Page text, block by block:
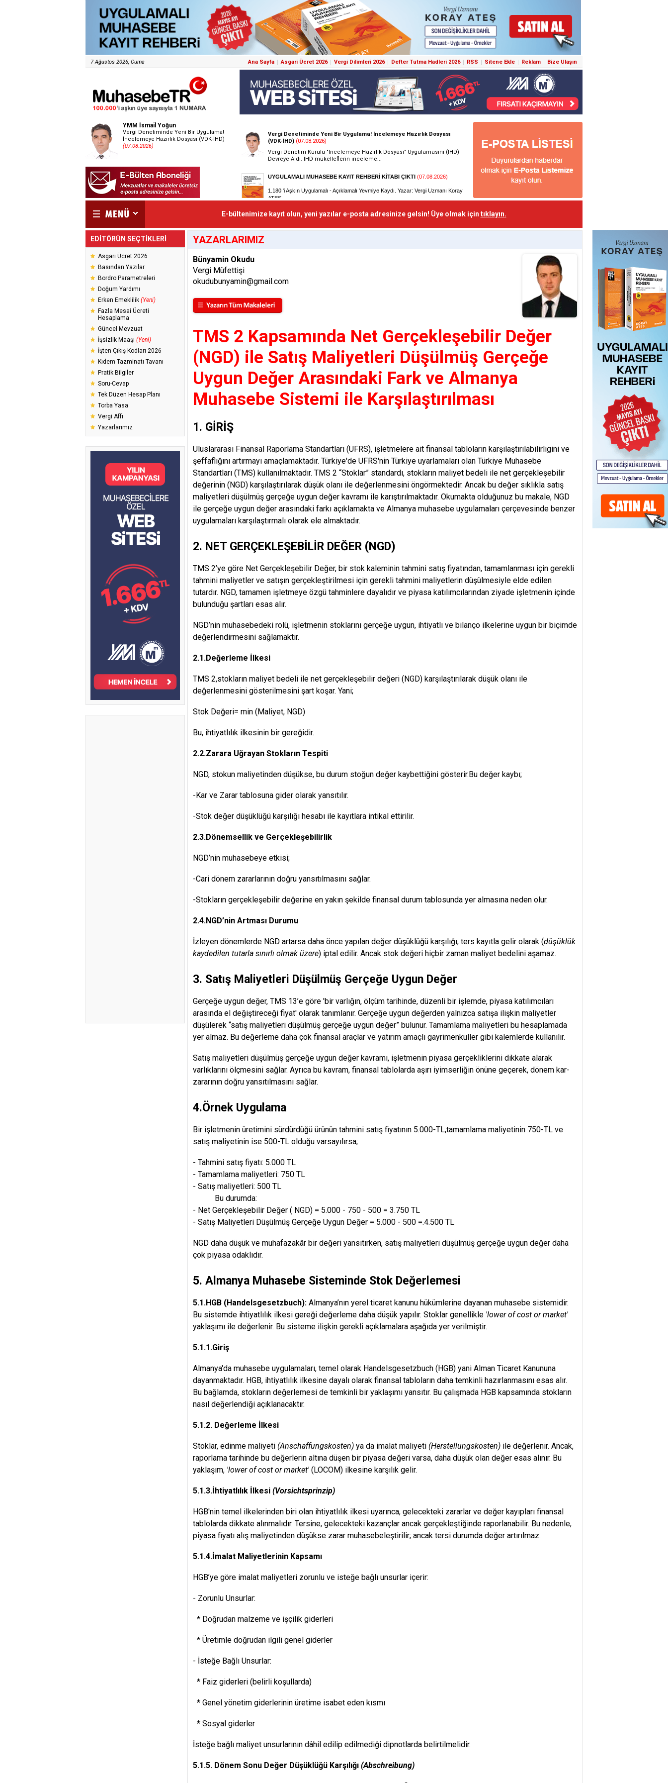
7 Ağustos 2026, Cuma Ana Sayfa Asgari Ücret 2026 Vergi Dilimleri 2026 Defter Tutma Hadleri 2026 RSS Sitene Ekle Reklam Bize Ulaşın
YMM İsmail Yoğun
Vergi Denetiminde Yeni Bir Uygulama!
İncelemeye Hazırlık Dosyası (VDK-İHD)
(07.08.2026)
E-bültenimize kayıt olun, yeni yazılar e-posta adresinize gelsin! Üye olmak için tıklayın.
EDİTÖRÜN SEÇTİKLERİ
Asgari Ücret 2026
Basından Yazılar
Bordro Parametreleri
Doğum Yardımı
Erken Emeklilik (Yeni)
Fazla Mesai Ücreti
Hesaplama
Güncel Mevzuat
İşsizlik Maaşı (Yeni)
İşten Çıkış Kodları 2026
Kıdem Tazminatı Tavanı
Pratik Bilgiler
Soru-Cevap
Tek Düzen Hesap Planı
Torba Yasa
Vergi Affı
Yazarlarımız
YAZARLARIMIZ
Bünyamin Okudu
Vergi Müfettişi
okudubunyamin@gmail.com
TMS 2 Kapsamında Net Gerçekleşebilir Değer
(NGD) ile Satış Maliyetleri Düşülmüş Gerçeğe
Uygun Değer Arasındaki Fark ve Almanya
Muhasebe Sistemi ile Karşılaştırılması
1. GİRİŞ
Uluslararası Finansal Raporlama Standartları (UFRS), işletmelere ait finansal tabloların karşılaştırılabilirligini ve
şeffaflığını artırmayı amaçlamaktadır. Türkiye'de UFRS'nin Türkiye uyarlamaları olan Türkiye Muhasebe
Standartları (TMS) kullanılmaktadır. TMS 2 “Stoklar” standardı, stokların maliyet bedeli ile net gerçekleşebilir
değerinin (NGD) karşılaştırılarak düşük olanı ile değerlenmesini öngörmektedir. Ancak bu değer sıklıkla satış
maliyetleri düşülmüş gerçeğe uygun değer kavramı ile karıştırılmaktadır. Okumakta olduğunuz bu makale, NGD
ile gerçeğe uygun değer arasındaki farkı açıklamakta ve Almanya muhasebe uygulamaları çerçevesinde benzer
uygulamaları karşılaştırmalı olarak ele almaktadır.
2. NET GERÇEKLEŞEBİLİR DEĞER (NGD)
TMS 2’ye göre Net Gerçekleşebilir Değer, bir stok kaleminin tahmini satış fiyatından, tamamlanması için gerekli
tahmini maliyetler ve satışın gerçekleştirilmesi için gerekli tahmini maliyetlerin düşülmesiyle elde edilen
tutardır. NGD, tamamen işletmeye özgü tahminlere dayalıdır ve piyasa katılımcılarından ziyade işletmenin içinde
bulunduğu şartları esas alır.
NGD’nin muhasebedeki rolü, işletmenin stoklarını gerçeğe uygun, ihtiyatlı ve bilanço ilkelerine uygun bir biçimde
değerlendirmesini sağlamaktır.
2.1.Değerleme İlkesi
TMS 2,stokların maliyet bedeli ile net gerçekleşebilir değeri (NGD) karşılaştırılarak düşük olanı ile
değerlenmesini gösterilmesini şart koşar. Yani;
Stok Değeri= min (Maliyet, NGD)
Bu, ihtiyatlılık ilkesinin bir gereğidir.
2.2.Zarara Uğrayan Stokların Tespiti
NGD, stokun maliyetinden düşükse, bu durum stoğun değer kaybettiğini gösterir.Bu değer kaybı;
-Kar ve Zarar tablosuna gider olarak yansıtılır.
-Stok değer düşüklüğü karşılığı hesabı ile kayıtlara intikal ettirilir.
2.3.Dönemsellik ve Gerçekleşebilirlik
NGD’nin muhasebeye etkisi;
-Cari dönem zararlarının doğru yansıtılmasını sağlar.
-Stokların gerçekleşebilir değerine en yakın şekilde finansal durum tablosunda yer almasına neden olur.
2.4.NGD’nin Artması Durumu
İzleyen dönemlerde NGD artarsa daha önce yapılan değer düşüklüğü karşılığı, ters kayıtla gelir olarak (düşüklük
kaydedilen tutarla sınırlı olmak üzere) iptal edilir. Ancak stok değeri hiçbir zaman maliyet bedelini aşamaz.
3. Satış Maliyetleri Düşülmüş Gerçeğe Uygun Değer
Gerçeğe uygun değer, TMS 13’e göre 'bir varlığın, ölçüm tarihinde, düzenli bir işlemde, piyasa katılımcıları
arasında el değiştireceği fiyat' olarak tanımlanır. Gerçeğe uygun değerden yalnızca satışa ilişkin maliyetler
düşülerek “satış maliyetleri düşülmüş gerçeğe uygun değer” bulunur. Tamamlama maliyetleri bu hesaplamada
yer almaz. Bu değerleme daha çok finansal araçlar ve yatırım amaçlı gayrimenkuller gibi kalemlerde kullanılır.
Satış maliyetleri düşülmüş gerçeğe uygun değer kavramı, işletmenin piyasa gerçekliklerini dikkate alarak
varlıklarını ölçmesini sağlar. Ayrıca bu kavram, finansal tablolarda aşırı iyimserliğin önüne geçerek, dönem kar-
zararının doğru yansıtılmasını sağlar.
4.Örnek Uygulama
Bir işletmenin üretimini sürdürdüğü ürünün tahmini satış fiyatının 5.000-TL,tamamlama maliyetinin 750-TL ve
satış maliyetinin ise 500-TL olduğu varsayılırsa;
- Tahmini satış fiyatı: 5.000 TL
- Tamamlama maliyetleri: 750 TL
- Satış maliyetleri: 500 TL
Bu durumda:
- Net Gerçekleşebilir Değer ( NGD) = 5.000 - 750 - 500 = 3.750 TL
- Satış Maliyetleri Düşülmüş Gerçeğe Uygun Değer = 5.000 - 500 =.4.500 TL
NGD daha düşük ve muhafazakâr bir değeri yansıtırken, satış maliyetleri düşülmüş gerçeğe uygun değer daha
çok piyasa odaklıdır.
5. Almanya Muhasebe Sisteminde Stok Değerlemesi
5.1.HGB (Handelsgesetzbuch): Almanya’nın yerel ticaret kanunu hükümlerine dayanan muhasebe sistemidir.
Bu sistemde ihtiyatlılık ilkesi gereği değerleme daha düşük yapılır. Stoklar genellikle 'lower of cost or market'
yaklaşımı ile değerlenir. Bu sisteme ilişkin gerekli açıklamalara aşağıda yer verilmiştir.
5.1.1.Giriş
Almanya'da muhasebe uygulamaları, temel olarak Handelsgesetzbuch (HGB) yani Alman Ticaret Kanununa
dayanmaktadır. HGB, ihtiyatlılık ilkesine dayalı olarak finansal tabloların daha temkinli hazırlanmasını esas alır.
Bu bağlamda, stokların değerlemesi de temkinli bir yaklaşımı yansıtır. Bu çalışmada HGB kapsamında stokların
nasıl değerlendiği açıklanacaktır.
5.1.2. Değerleme İlkesi
Stoklar, edinme maliyeti (Anschaffungskosten) ya da imalat maliyeti (Herstellungskosten) ile değerlenir. Ancak,
raporlama tarihinde bu değerlerin altına düşen bir piyasa değeri varsa, daha düşük olan değer esas alınır. Bu
yaklaşım, 'lower of cost or market' (LOCOM) ilkesine karşılık gelir.
5.1.3.İhtiyatlılık İlkesi (Vorsichtsprinzip)
HGB'nin temel ilkelerinden biri olan ihtiyatlılık ilkesi uyarınca, gelecekteki zararlar ve değer kayıpları finansal
tablolarda dikkate alınmalıdır. Tersine, gelecekteki kazançlar ancak gerçekleştiğinde raporlanabilir. Bu nedenle,
piyasa fiyatı alış maliyetinden düşükse zarar muhasebeleştirilir; ancak tersi durumda değer artırılmaz.
5.1.4.İmalat Maliyetlerinin Kapsamı
HGB’ye göre imalat maliyetleri zorunlu ve isteğe bağlı unsurlar içerir:
- Zorunlu Unsurlar:
* Doğrudan malzeme ve işçilik giderleri
* Üretimle doğrudan ilgili genel giderler
- İsteğe Bağlı Unsurlar:
* Faiz giderleri (belirli koşullarda)
* Genel yönetim giderlerinin üretime isabet eden kısmı
* Sosyal giderler
İsteğe bağlı maliyet unsurlarının dâhil edilip edilmediği dipnotlarda belirtilmelidir.
5.1.5. Dönem Sonu Değer Düşüklüğü Karşılığı (Abschreibung)